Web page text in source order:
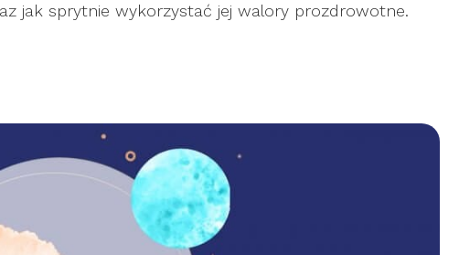
jak sprytnie wykorzystać jej walory prozdrowotne.